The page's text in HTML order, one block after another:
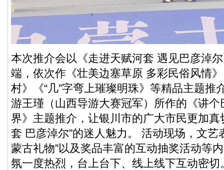
本次推介会以《走进天赋河套 遇见巴彦淖
端，依次作《壮美边塞草原 多彩民俗风情
村》《“几”字弯上璀璨明珠》等精品主题推
游王瑾（山西导游大赛冠军）所作的《讲
界》主题推介，让银川市的广大市民更加真
套 巴彦淖尔”的迷人魅力。 活动现场，文艺
蒙古礼物”以及奖品丰富的互动抽奖活动等
氛一度热烈，台上台下、线上线下互动密